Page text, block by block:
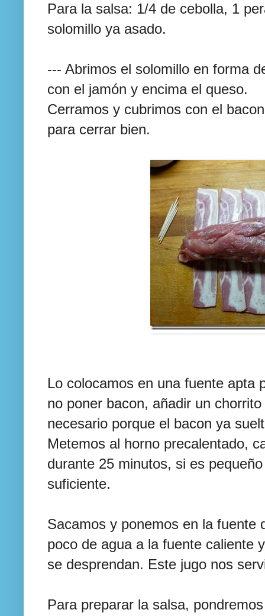
Para la salsa: 1/4 de cebolla, 1
solomillo ya asado.
--- Abrimos el solomillo en forma
con el jamón y encima el queso.
Cerramos y cubrimos con el
para cerrar bien.
Lo colocamos en una fuente apta
no poner bacon, añadir un
necesario porque el bacon ya
Metemos al horno precalentado,
durante 25 minutos, si es
suficiente.
Sacamos y ponemos en la fuente
poco de agua a la fuente caliente
se desprendan. Este jugo nos
Para preparar la salsa,